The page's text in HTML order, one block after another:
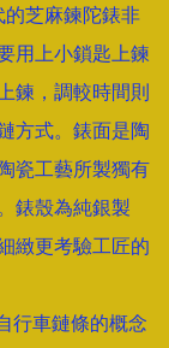
芝麻鍊陀錶非
用上小鎖匙上鍊
鍊，調較時間則
方式。錶面是陶
瓷工藝所製獨有
錶殼為純銀製
緻更考驗工匠的
行車鏈條的概念